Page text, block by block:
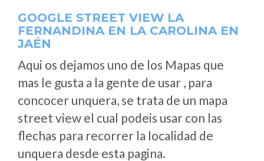
GOOGLE STREET VIEW LA
FERNANDINA EN LA CAROLINA EN
JAÉN
Aqui os dejamos uno de los Mapas que
mas le gusta a la gente de usar , para
concocer unquera, se trata de un mapa
street view el cual podeis usar con las
flechas para recorrer la localidad de
unquera desde esta pagina.